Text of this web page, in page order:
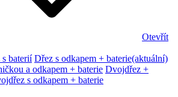
Otevřít
s baterií Dřez s odkapem + baterie(aktuální)
a odkapem + baterie Dvojdřez +
s odkapem + baterie